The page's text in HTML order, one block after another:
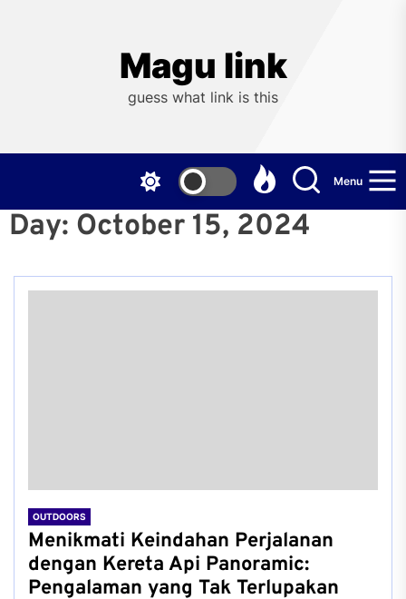
Magu link
guess what link is this
Menu
Day: October 15, 2024
OUTDOORS
Menikmati Keindahan Perjalanan
dengan Kereta Api Panoramic:
Pengalaman yang Tak Terlupakan